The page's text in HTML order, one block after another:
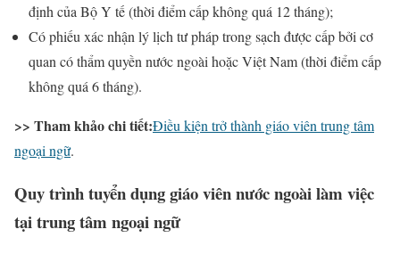
định của Bộ Y tế (thời điểm cấp không quá 12 tháng);
Có phiếu xác nhận lý lịch tư pháp trong sạch được cấp bởi cơ
quan có thẩm quyền nước ngoài hoặc Việt Nam (thời điểm cấp
không quá 6 tháng).
>> Tham khảo chi tiết:Điều kiện trở thành giáo viên trung tâm
ngoại ngữ.
Quy trình tuyển dụng giáo viên nước ngoài làm việc
tại trung tâm ngoại ngữ